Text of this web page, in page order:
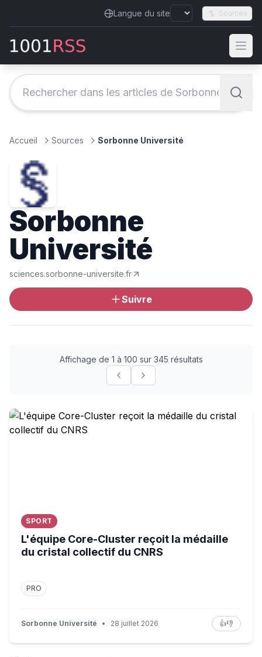
Langue du site Sources
Accueil Sources Sorbonne Université
Sorbonne
Université
sciences.sorbonne-universite.fr
Suivre
Affichage de 1 à 100 sur 345 résultats
L'équipe Core-Cluster reçoit la médaille du cristal
SPORT
L'équipe Core-Cluster reçoit la médaille
du cristal collectif du CNRS
PRO
Sorbonne Université • 28 juillet 2026 👍👎